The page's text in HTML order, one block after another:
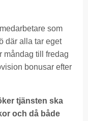
som
där alla tar eget
måndag till fredag
bonusar efter
tjänsten ska
och då både